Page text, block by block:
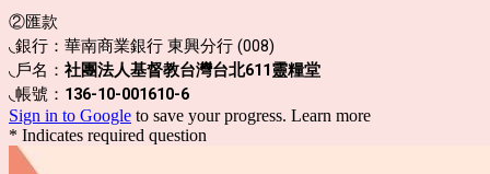
②匯款
◟銀行：華南商業銀行 東興分行 (008)
◟戶名： 社團法人基督教台灣台北611靈糧堂
◟帳號： 136-10-001610-6
Sign in to Google to save your progress. Learn more
* Indicates required question